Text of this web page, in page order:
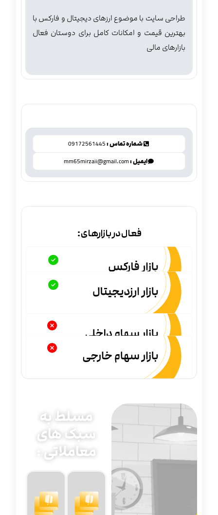
طراحی سایت با موضوع ارزهای دیجیتال و فارکس با
بهترین قیمت و امکانات کامل برای دوستان فعال
بازارهای مالی
شماره تماس :09172561445
ایمیل :mm65mirzaii@gmail.com
فعال در بازارهای:
مسلط به
سبک های
معاملاتی :